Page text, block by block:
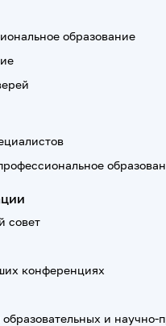
образование
совет
конференциях
и научно-